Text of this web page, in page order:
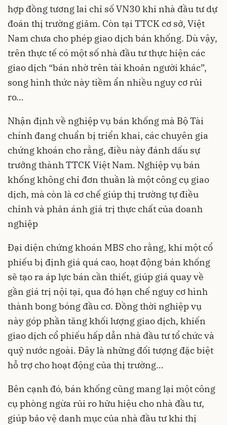
hợp đồng tương lai chỉ số VN30 khi nhà đầu tư dự
đoán thị trường giảm. Còn tại TTCK cơ sở, Việt
Nam chưa cho phép giao dịch bán khống. Dù vậy,
trên thực tế có một số nhà đầu tư thực hiện các
giao dịch “bán nhờ trên tài khoản người khác”,
song hình thức này tiềm ẩn nhiều nguy cơ rủi
ro…
Nhận định về nghiệp vụ bán khống mà Bộ Tài
chính đang chuẩn bị triển khai, các chuyên gia
chứng khoán cho rằng, điều này đánh dấu sự
trưởng thành TTCK Việt Nam. Nghiệp vụ bán
khống không chỉ đơn thuần là một công cụ giao
dịch, mà còn là cơ chế giúp thị trường tự điều
chỉnh và phản ánh giá trị thực chất của doanh
nghiệp
Đại diện chứng khoán MBS cho rằng, khi một cổ
phiếu bị định giá quá cao, hoạt động bán khống
sẽ tạo ra áp lực bán cần thiết, giúp giá quay về
gần giá trị nội tại, qua đó hạn chế nguy cơ hình
thành bong bóng đầu cơ. Đồng thời nghiệp vụ
này góp phần tăng khối lượng giao dịch, khiến
giao dịch cổ phiếu hấp dẫn nhà đầu tư tổ chức và
quỹ nước ngoài. Đây là những đối tượng đặc biệt
hỗ trợ cho hoạt động của thị trường…
Bên cạnh đó, bán khống cũng mang lại một công
cụ phòng ngừa rủi ro hữu hiệu cho nhà đầu tư,
giúp bảo vệ danh mục của nhà đầu tư khi thị